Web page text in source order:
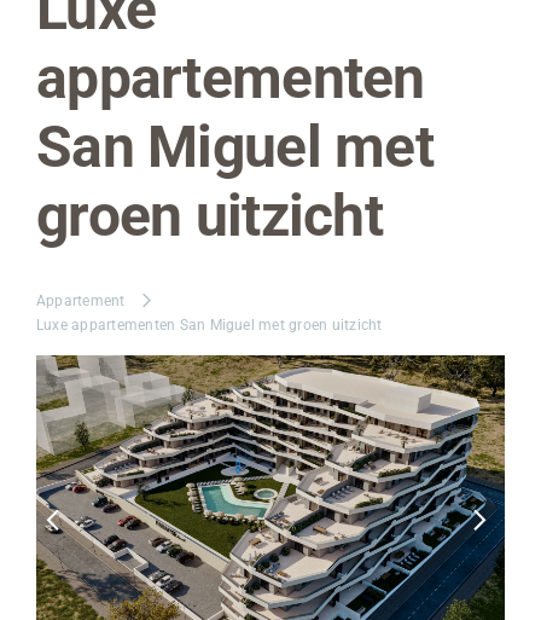
Wonen in Spanje
Webinar
Over CasaCoach
grotere
appartementen
San Miguel met
groen uitzicht
Appartement
Luxe appartementen San Miguel met groen uitzicht